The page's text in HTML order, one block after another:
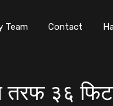
Team Contact
३६